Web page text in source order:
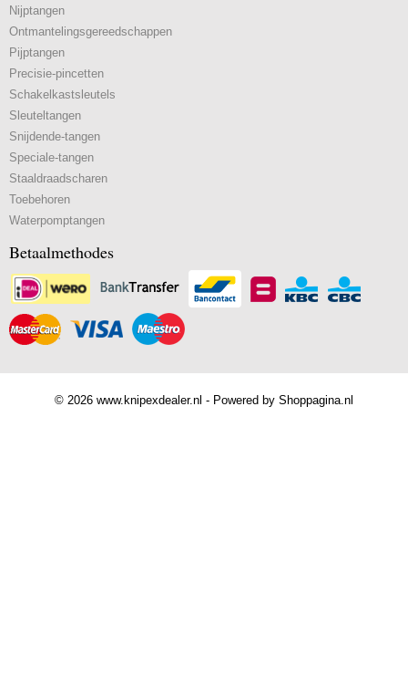
Nijptangen
Ontmantelingsgereedschappen
Pijptangen
Precisie-pincetten
Schakelkastsleutels
Sleuteltangen
Snijdende-tangen
Speciale-tangen
Staaldraadscharen
Toebehoren
Waterpomptangen
Betaalmethodes
© 2026 www.knipexdealer.nl - Powered by Shoppagina.nl